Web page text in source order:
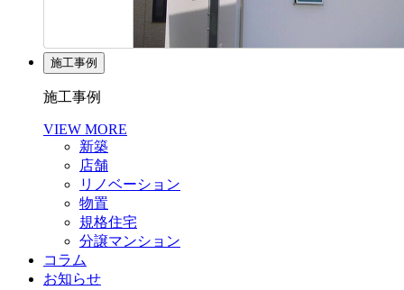
施工事例
施工事例
VIEW MORE
新築
店舗
リノベーション
物置
規格住宅
分譲マンション
コラム
お知らせ